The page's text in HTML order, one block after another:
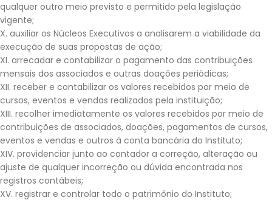
qualquer outro meio previsto e permitido pela legislação
vigente;
X. auxiliar os Núcleos Executivos a analisarem a viabilidade da
execução de suas propostas de ação;
XI. arrecadar e contabilizar o pagamento das contribuições
mensais dos associados e outras doações periódicas;
XII. receber e contabilizar os valores recebidos por meio de
cursos, eventos e vendas realizados pela instituição;
XIII. recolher imediatamente os valores recebidos por meio de
contribuições de associados, doações, pagamentos de cursos,
eventos e vendas e outros à conta bancária do Instituto;
XIV. providenciar junto ao contador a correção, alteração ou
ajuste de qualquer incorreção ou dúvida encontrada nos
registros contábeis;
XV. registrar e controlar todo o patrimônio do Instituto;